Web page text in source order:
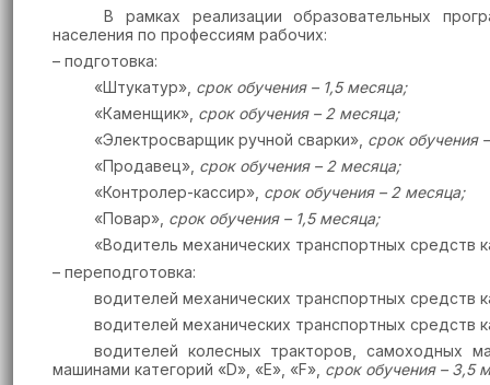
В рамках реализации образовательных
населения по профессиям рабочих:
– подготовка:
«Штукатур», срок обучения – 1,5 месяца;
«Каменщик», срок обучения – 2 месяца;
«Электросварщик ручной сварки», срок обучения
«Продавец», срок обучения – 2 месяца;
«Контролер-кассир», срок обучения – 2 месяца;
«Повар», срок обучения – 1,5 месяца;
«Водитель механических транспортных средств
– переподготовка:
водителей механических транспортных средств
водителей механических транспортных средств
водителей колесных тракторов, самоходных
машинами категорий «D», «Е», «F», срок обучения – 3,5